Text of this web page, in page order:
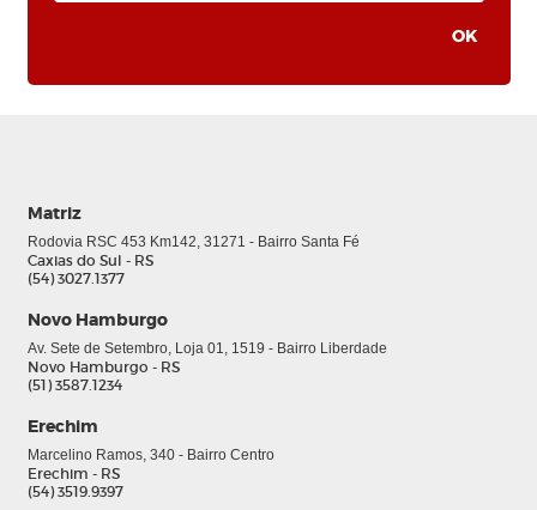
Matriz
Rodovia RSC 453 Km142, 31271 - Bairro Santa Fé
Caxias do Sul - RS
(54) 3027.1377
Novo Hamburgo
Av. Sete de Setembro, Loja 01, 1519 - Bairro Liberdade
Novo Hamburgo - RS
(51) 3587.1234
Erechim
Marcelino Ramos, 340 - Bairro Centro
Erechim - RS
(54) 3519.9397